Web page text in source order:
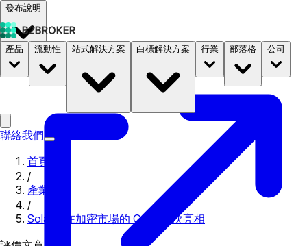
發布說明
文件 定價 B2STORE
產品 流動性 站式解決方案 白標解決方案 行業 部落格 公司
聯絡我們
首頁
/
產業新聞
/
Solana 在加密市場的 G4 中首次亮相